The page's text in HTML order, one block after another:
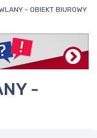
- OBIEKT BIUROWY